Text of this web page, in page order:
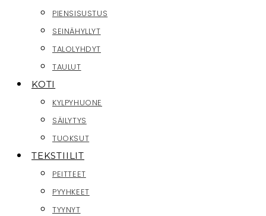
PIENSISUSTUS
SEINÄHYLLYT
TALOLYHDYT
TAULUT
KOTI
KYLPYHUONE
SÄILYTYS
TUOKSUT
TEKSTIILIT
PEITTEET
PYYHKEET
TYYNYT